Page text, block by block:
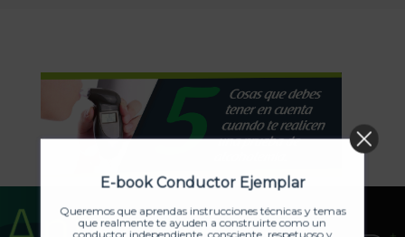
E-book Conductor Ejemplar
Queremos que aprendas instrucciones técnicas y temas
que realmente te ayuden a construirte como un
conductor independiente, consciente, respetuoso y